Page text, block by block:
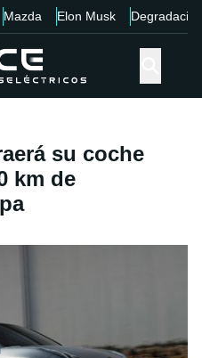
Mazda Elon Musk Degradación
su coche
km de